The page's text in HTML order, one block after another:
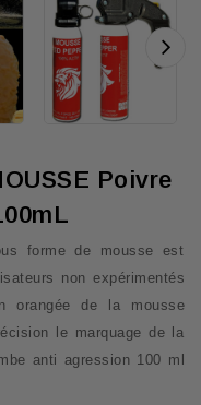
Poivre
forme de mousse est
non expérimentés
orangée de la mousse
le marquage de la
anti agression 100 ml